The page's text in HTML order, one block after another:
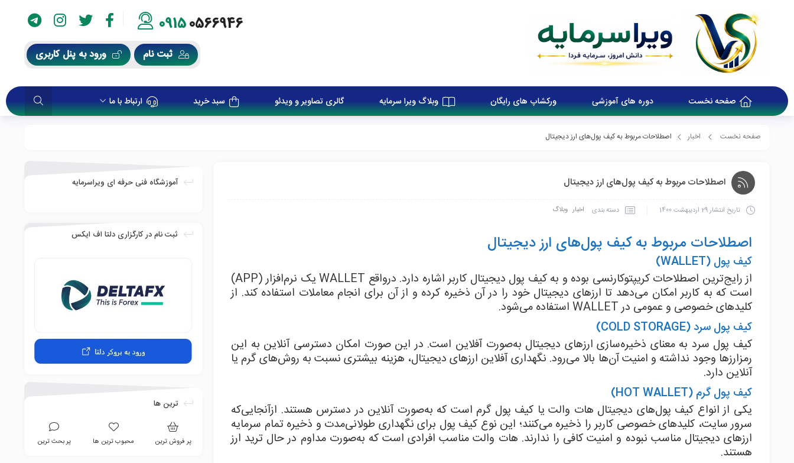
09150566946
ثبت نام ورود به پنل کاربری
صفحه نخست دوره های آموزشی ورکشاپ های رایگان وبلاگ ویرا سرمایه گالری تصاویر و ویدئو سبد خرید ارتباط با ما
صفحه نخست اخبار اصطلاحات مربوط به کیف پول‌های ارز دیجیتال
اصطلاحات مربوط به کیف پول‌های ارز دیجیتال
تاریخ انتشار29 اردیبهشت 1400 دسته بندی اخبار وبلاگ
اصطلاحات مربوط به کیف پول‌های ارز دیجیتال
کیف پول (WALLET)
از رایج‌ترین اصطلاحات کریپتوکارنسی بوده و به کیف پول دیجیتال کاربر اشاره دارد. درواقع WALLET یک نرم‌افزار (APP)
است که به کاربر امکان می‌دهد تا ارزهای دیجیتال خود را در آن ذخیره کرده و از آن برای انجام معاملات استفاده کند. از
کلیدهای خصوصی و عمومی در WALLET استفاده می‌شود.
کیف پول سرد (COLD STORAGE)
کیف پول سرد به معنای ذخیره‌سازی ارزهای دیجیتال به‌صورت آفلاین است. در این صورت امکان دسترسی آنلاین به این
رمزارزها وجود نداشته و امنیت آن‌ها بالا می‌رود. نگهداری آفلاین ارزهای دیجیتال، هزینه بیشتری نسبت به روش‌های گرم یا
آنلاین دارد.
کیف پول گرم (HOT WALLET)
یکی از انواع کیف‌ پول‌های دیجیتال هات والت یا کیف پول گرم است که به‌صورت آنلاین در دسترس هستند. ازآنجایی‌که
سرور سایت، کلیدهای خصوصی کاربر را ذخیره می‌کنند؛ این نوع کیف پول برای نگهداری طولانی‌مدت و ذخیره تمام سرمایه
ارزهای دیجیتال مناسب نبوده و امنیت کافی را ندارند. هات والت مناسب افرادی است که به‌صورت مداوم در حال ترید ارز
هستند.
آموزشگاه فنی حرفه ای ویراسرمایه
ثبت نام در کارگزاری دلتا اف ایکس
ترین ها
پر فروش ترین محبوب ترین ها پر بحث ترین